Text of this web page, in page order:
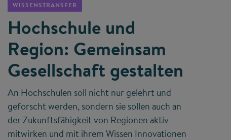
WISSENSTRANSFER
Hochschule und
Region: Gemeinsam
Gesellschaft gestalten
An Hochschulen soll nicht nur gelehrt und
geforscht werden, sondern sie sollen auch an
der Zukunftsfähigkeit von Regionen aktiv
mitwirken und mit ihrem Wissen Innovationen